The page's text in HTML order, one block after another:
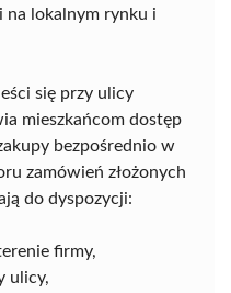
na lokalnym rynku i
się przy ulicy
mieszkańcom dostęp
bezpośrednio w
zamówień złożonych
do dyspozycji:
firmy,
ulicy,